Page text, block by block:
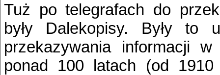
Tuż po telegrafach do
były Dalekopisy. Były to
przekazywania informacji
ponad 100 latach (od